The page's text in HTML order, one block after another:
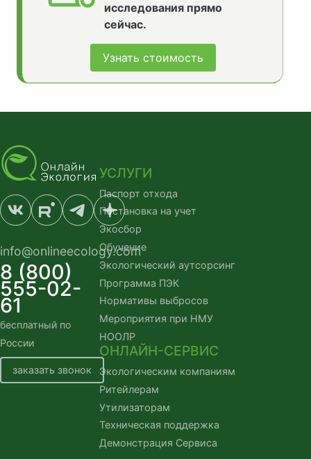
исследования прямо
сейчас.
Узнать стоимость
info@onlineecology.com
8 (800)
555-02-
61
бесплатный по
России
заказать звонок
УСЛУГИ
Паспорт отхода
Постановка на учет
Экосбор
Обучение
Экологический аутсорсинг
Программа ПЭК
Нормативы выбросов
Мероприятия при НМУ
НООЛР
ОНЛАЙН-СЕРВИС
Экологическим компаниям
Ритейлерам
Утилизаторам
Техническая поддержка
Демонстрация Сервиса